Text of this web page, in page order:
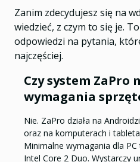
Zanim zdecydujesz się na
wiedzieć, z czym to się je.
odpowiedzi na pytania,
najczęściej.
Czy system ZaPro
wymagania
Nie. ZaPro działa na
oraz na komputerach i
Minimalne wymagania dla
Intel Core 2 Duo. Wystarczy